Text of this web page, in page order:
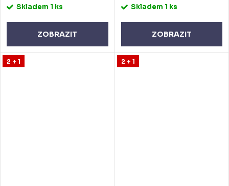
Skladem 1 ks
ZOBRAZIT
Skladem 1 ks
ZOBRAZIT
2 + 1 2 + 1